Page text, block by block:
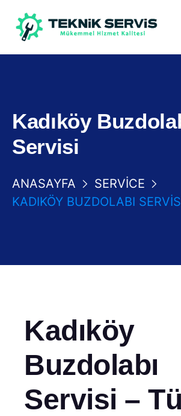
Kadıköy
Servisi
ANASAYFA
SERVICE
KADIKÖY BUZDOLABI
Kadıköy
Buzdolabı
Servisi –